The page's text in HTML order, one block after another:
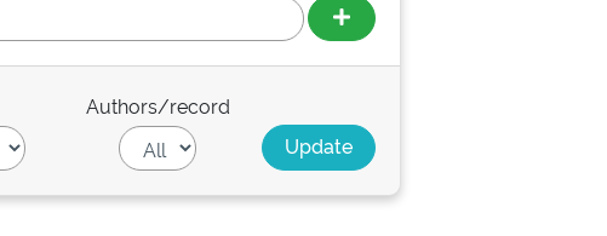
Authors/record